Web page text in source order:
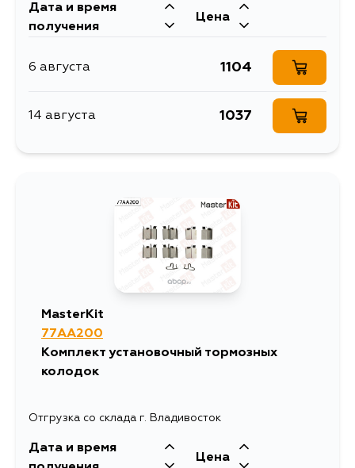
Дата и время
получения
Цена
6 августа 1104
14 августа 1037
MasterKit
77AA200
Комплект установочный тормозных
колодок
Отгрузка со склада г. Владивосток
Дата и время
Цена